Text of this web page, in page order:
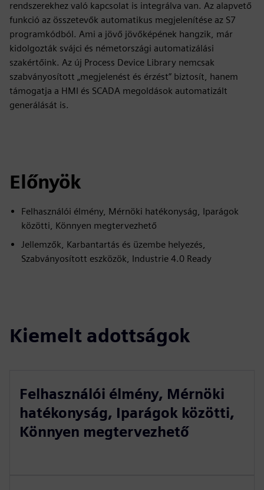
rendszerekhez való kapcsolat is integrálva van. Az alapvető
funkció az összetevők automatikus megjelenítése az S7
programkódból. Ami a jövő jövőképének hangzik, már
kidolgozták svájci és németországi automatizálási
szakértőink. Az új Process Device Library nemcsak
szabványosított „megjelenést és érzést” biztosít, hanem
támogatja a HMI és SCADA megoldások automatizált
generálását is.
Előnyök
Felhasználói élmény, Mérnöki hatékonyság, Iparágok
közötti, Könnyen megtervezhető
Jellemzők, Karbantartás és üzembe helyezés,
Szabványosított eszközök, Industrie 4.0 Ready
Kiemelt adottságok
Felhasználói élmény, Mérnöki
hatékonyság, Iparágok közötti,
Könnyen megtervezhető